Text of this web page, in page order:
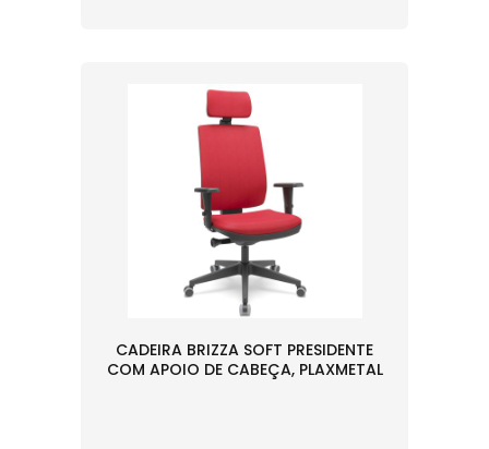
CADEIRA BRIZZA SOFT PRESIDENTE
COM APOIO DE CABEÇA, PLAXMETAL